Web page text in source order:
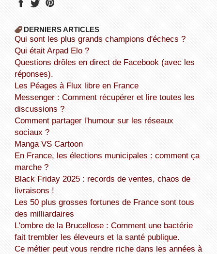
DERNIERS ARTICLES
Qui sont les plus grands champions d'échecs ?
Qui était Arpad Elo ?
Questions drôles en direct de Facebook (avec les
réponses).
Les Péages à Flux libre en France
Messenger : Comment récupérer et lire toutes les
discussions ?
Comment partager l'humour sur les réseaux
sociaux ?
Manga VS Cartoon
En France, les élections municipales : comment ça
marche ?
Black Friday 2025 : records de ventes, chaos de
livraisons !
Les 50 plus grosses fortunes de France sont tous
des milliardaires
L'ombre de la Brucellose : Comment une bactérie
fait trembler les éleveurs et la santé publique.
Ce métier peut vous rendre riche dans les années à